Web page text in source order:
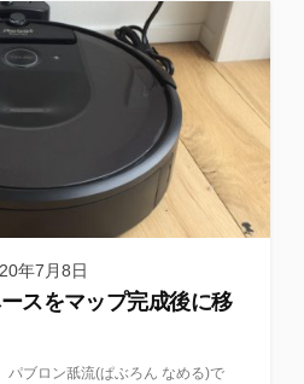
年7月8日
スをマップ完成後に移
パブロン舐流(ぱぶろん なめる)で